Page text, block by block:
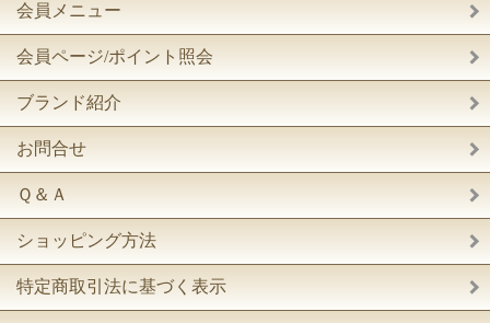
会員メニュー
会員ページ/ポイント照会
ブランド紹介
お問合せ
Ｑ＆Ａ
ショッピング方法
特定商取引法に基づく表示